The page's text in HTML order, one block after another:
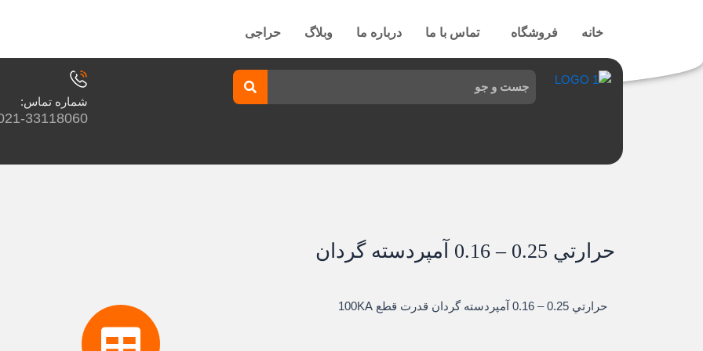
خانه فروشگاه تماس با ما درباره ما وبلاگ حراجی
شماره تماس:
33118060
حرارتي 0.25 – 0.16 آمپردسته گردان
حرارتي 0.25 – 0.16 آمپردسته گردان قدرت قطع 100KA